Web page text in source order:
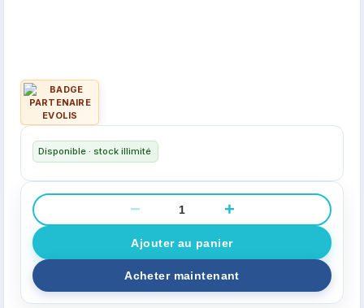
Disponible · stock illimité
− +